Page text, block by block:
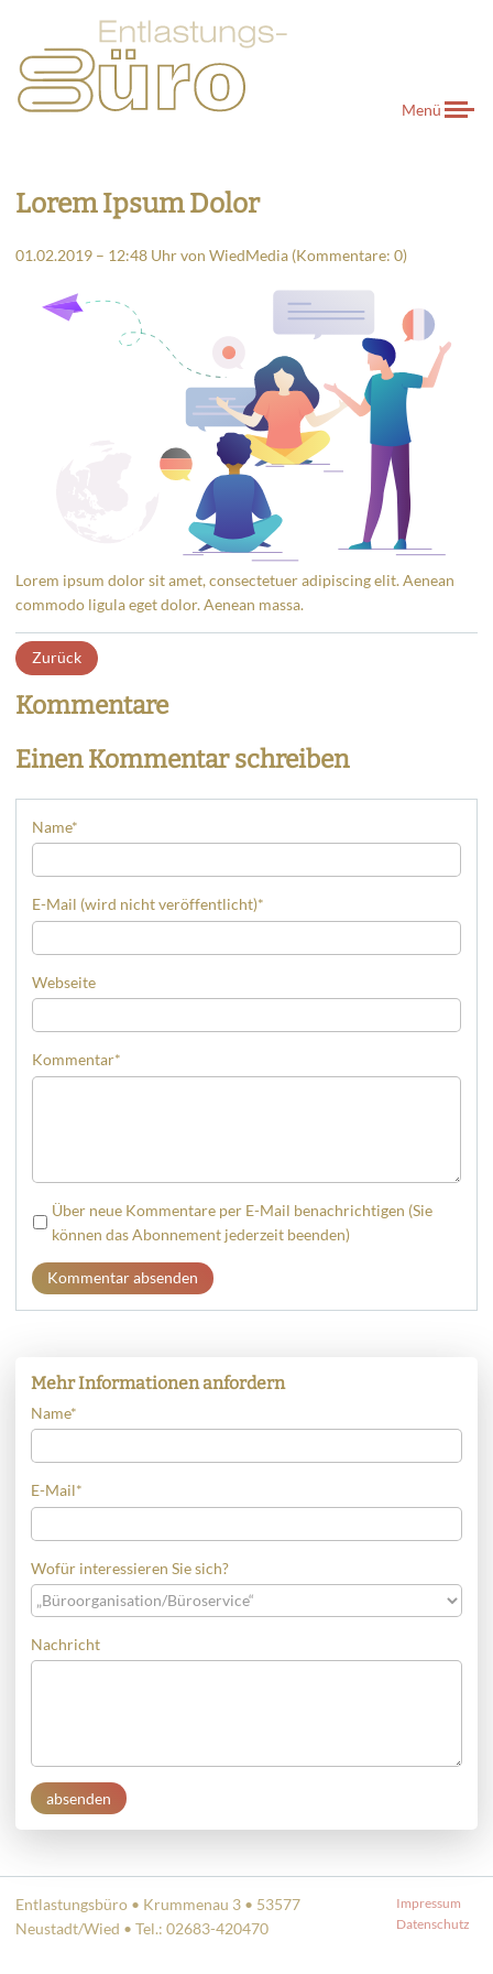
Menü
Lorem Ipsum Dolor
01.02.2019 – 12:48 Uhrvon WiedMedia (Kommentare: 0)
Lorem ipsum dolor sit amet, consectetuer adipiscing elit. Aenean
commodo ligula eget dolor. Aenean massa.
Zurück
Kommentare
Einen Kommentar schreiben
Name*
E-Mail (wird nicht veröffentlicht)*
Webseite
Kommentar*
Über neue Kommentare per E-Mail benachrichtigen (Sie
können das Abonnement jederzeit beenden)
Kommentar absenden
Mehr Informationen anfordern
Name*
E-Mail*
Wofür interessieren Sie sich?
Nachricht
absenden
Entlastungsbüro • Krummenau 3 • 53577
Neustadt/Wied • Tel.: 02683-420470
Impressum
Datenschutz